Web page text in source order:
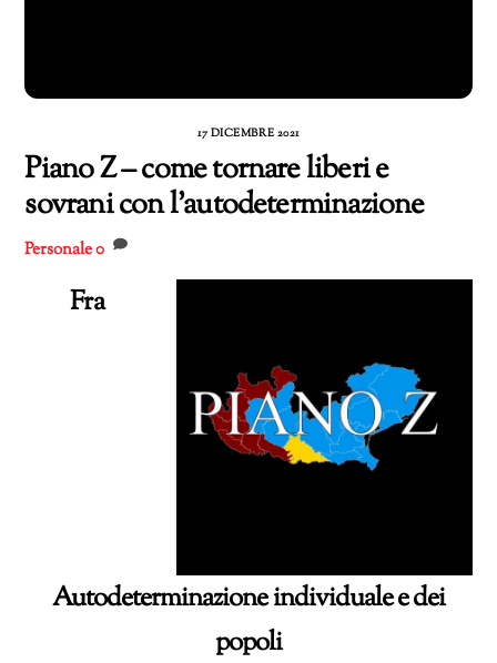
17 DICEMBRE 2021
Piano Z – come tornare liberi e
sovrani con l’autodeterminazione
Personale0
Fra
Autodeterminazione individuale e dei
popoli